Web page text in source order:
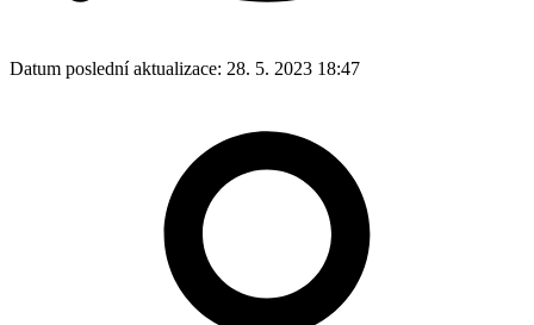
Datum poslední aktualizace: 28. 5. 2023 18:47